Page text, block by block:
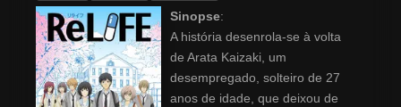
Sinopse:
A história desenrola-se à volta
de Arata Kaizaki, um
desempregado, solteiro de 27
anos de idade, que deixou de